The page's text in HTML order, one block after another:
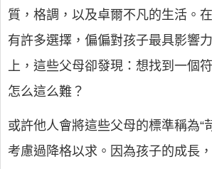
質，格調，以及卓爾不凡的生活。
有許多選擇，偏偏對孩子最具影響
上，這些父母卻發現：想找到一個
怎么這么難？
或許他人會將這些父母的標準稱為“
考慮過降格以求。因為孩子的成長